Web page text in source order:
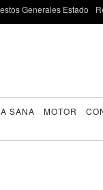
Generales Estado
SANA MOTOR